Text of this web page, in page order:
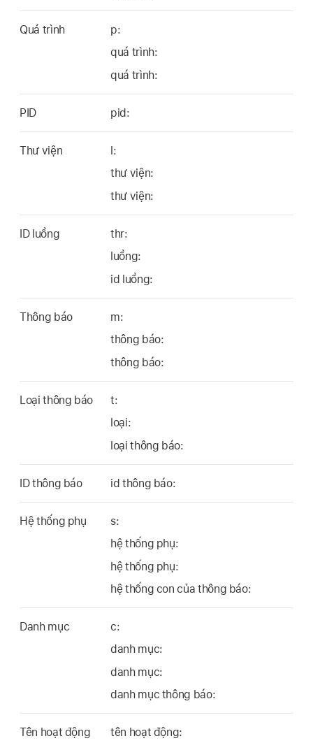
Quá trình
p:
quá trình:
quá trình:
PID pid:
Thư viện
l:
thư viện:
thư viện:
ID luồng
thr:
luồng:
id luồng:
Thông báo
m:
thông báo:
thông báo:
Loại thông báo
t:
loại:
loại thông báo:
ID thông báo id thông báo:
Hệ thống phụ
s:
hệ thống phụ:
hệ thống phụ:
hệ thống con của thông báo:
Danh mục
c:
danh mục:
danh mục:
danh mục thông báo:
Tên hoạt động tên hoạt động: